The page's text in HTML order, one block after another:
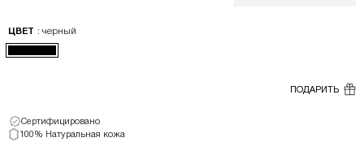
ЦВЕТ : черный
ПОДАРИТЬ
Сертифицировано
100% Натуральная кожа